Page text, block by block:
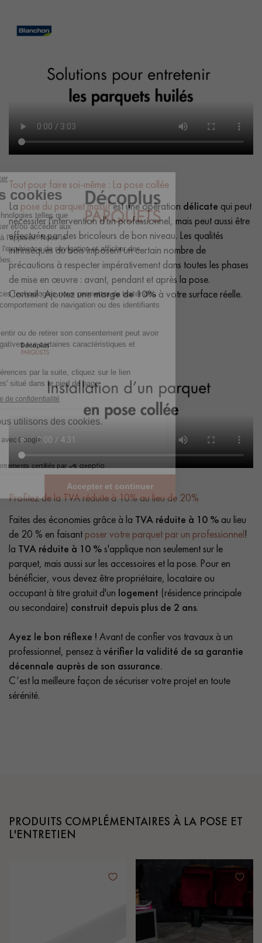
Tout pour faire soi-même : La pose collée
La pose du parquet massifest une opération délicate qui peut
nécessiter l'intervention d'un professionnel, mais peut aussi être
effectuée par des bricoleurs de bon niveau. Les qualités
intrinsèques du bois imposent un certain nombre de
précautions à respecter impérativement dans toutes les phases
de mise en œuvre : avant, pendant et après la pose.
Conseil : Ajoutez unemarge de 10% à votre surface réelle.
Profitez de la TVA réduite à 10% au lieu de 20%
Faites des économies grâce à la TVA réduite à 10 % au lieu
de 20 % en faisant poser votre parquet par un professionnel!
la TVA réduite à 10 %s'applique non seulement sur le
parquet, mais aussi sur les accessoires et la pose. Pour en
bénéficier, vous devez être propriétaire, locataire ou
occupant à titre gratuit d'un logement (résidence principale
ou secondaire) construit depuis plus de 2 ans.
Ayez le bon réflexe ! Avant de confier vos travaux à un
professionnel, pensez à vérifier la validité de sa garantie
décennale auprès de son assurance.
C’est la meilleure façon de sécuriser votre projet en toute
sérénité.
PRODUITS COMPLÉMENTAIRES À LA POSE ET
L'ENTRETIEN